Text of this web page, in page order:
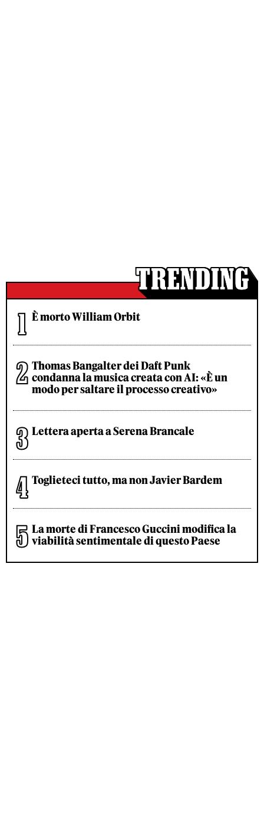
È morto William Orbit
Thomas Bangalter dei Daft Punk
condanna la musica creata con AI: «È un
modo per saltare il processo creativo»
Lettera aperta a Serena Brancale
Toglieteci tutto, ma non Javier Bardem
La morte di Francesco Guccini modifica la
viabilità sentimentale di questo Paese